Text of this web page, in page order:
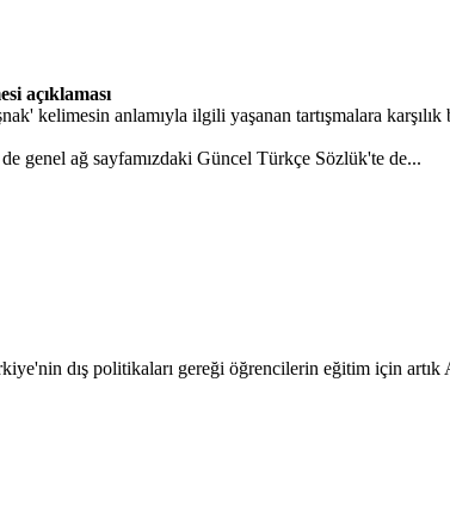
açıklaması
kelimesin anlamıyla ilgili yaşanan tartışmalara karşılık
genel ağ sayfamızdaki Güncel Türkçe Sözlük'te de...
dış politikaları gereği öğrencilerin eğitim için